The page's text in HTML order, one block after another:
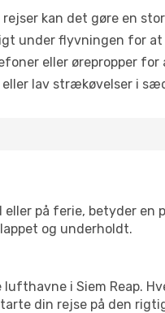
kan det gøre en
under flyvningen for
eller ørepropper
eller lav strækøvelser i
på ferie, betyder en
og underholdt.
i Siem Reap.
din rejse på den